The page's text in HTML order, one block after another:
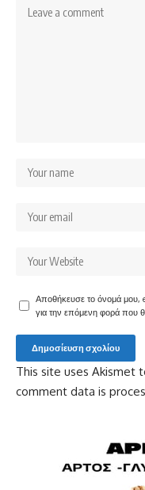
Αποθήκευσε το όνομά μου,
για την επόμενη φορά που
This site uses Akismet
comment data is